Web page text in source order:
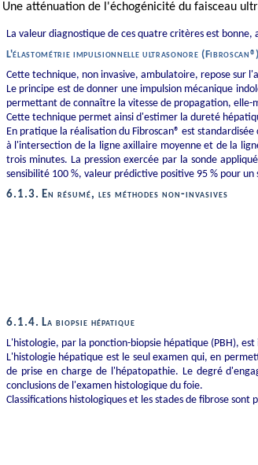
Une atténuation de l'échogénicité du faisceau
La valeur diagnostique de ces quatre critères est bonne,
L'élastométrie impulsionnelle ultrasonore (Fibroscan®)
Cette technique, non invasive, ambulatoire, repose sur
Le principe est de donner une impulsion mécanique
permettant de connaître la vitesse de propagation, elle-
Cette technique permet ainsi d'estimer la dureté
En pratique la réalisation du Fibroscan® est
à l'intersection de la ligne axillaire moyenne et de la
trois minutes. La pression exercée par la sonde
sensibilité 100 %, valeur prédictive positive 95 % pour un
6.1.3. En résumé, les méthodes non-invasives
6.1.4. La biopsie hépatique
L'histologie, par la ponction-biopsie hépatique (PBH),
L'histologie hépatique est le seul examen qui, en
de prise en charge de l'hépatopathie. Le degré
conclusions de l'examen histologique du foie.
Classifications histologiques et les stades de fibrose sont